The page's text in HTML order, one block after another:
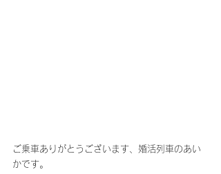
ご乗車ありがとうございます、婚活列車のあい
かです。